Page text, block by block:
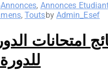
Annonces, Annonces
,Toutsby Admin_Esef
امتحانات